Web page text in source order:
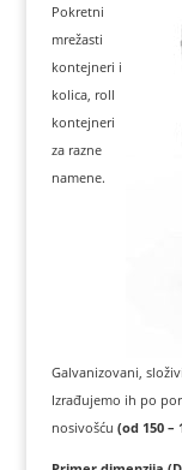
Pokretni
mrežasti
kontejneri i
kolica, roll
kontejneri
za razne
namene.
Galvanizovani,
Izrađujemo ih po
nosivošću (od 150 –